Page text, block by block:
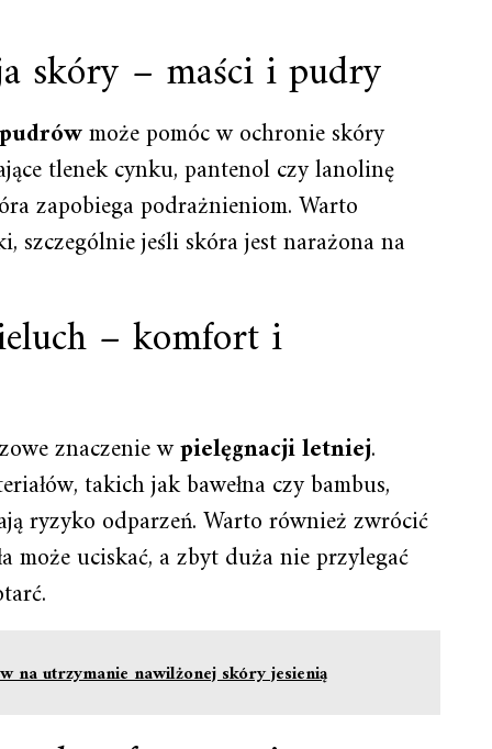
skóry – maści i pudry
pudrówmoże pomóc w ochronie skóry
tlenek cynku, pantenol czy lanolinę
zapobiega podrażnieniom. Warto
szczególnie jeśli skóra jest narażona na
– komfort i
znaczenie wpielęgnacji letniej.
takich jak bawełna czy bambus,
ryzyko odparzeń. Warto również zwrócić
może uciskać, a zbyt duża nie przylegać
na utrzymanie nawilżonej skóry jesienią